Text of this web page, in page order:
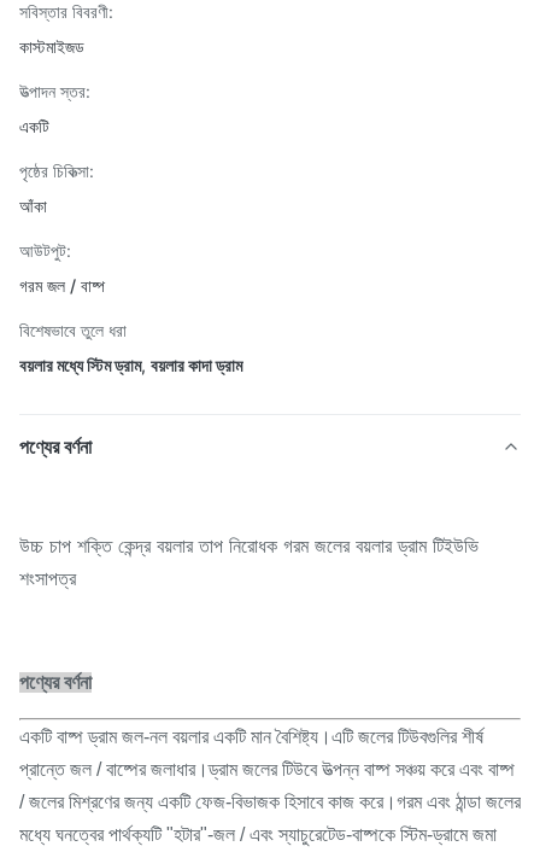
সবিস্তার বিবরণী:
কাস্টমাইজড
উত্পাদন স্তর:
একটি
পৃষ্ঠের চিকিত্সা:
আঁকা
আউটপুট:
গরম জল / বাষ্প
বিশেষভাবে তুলে ধরা
বয়লার মধ্যে স্টিম ড্রাম, বয়লার কাদা ড্রাম
পণ্যের বর্ণনা
উচ্চ চাপ শক্তি কেন্দ্র বয়লার তাপ নিরোধক গরম জলের বয়লার ড্রাম টিইউভি
শংসাপত্র
পণ্যের বর্ণনা
একটি বাষ্প ড্রাম জল-নল বয়লার একটি মান বৈশিষ্ট্য।এটি জলের টিউবগুলির শীর্ষ
প্রান্তে জল / বাষ্পের জলাধার।ড্রাম জলের টিউবে উত্পন্ন বাষ্প সঞ্চয় করে এবং বাষ্প
/ জলের মিশ্রণের জন্য একটি ফেজ-বিভাজক হিসাবে কাজ করে।গরম এবং ঠান্ডা জলের
মধ্যে ঘনত্বের পার্থক্যটি "হটার"-জল / এবং স্যাচুরেটেড-বাষ্পকে স্টিম-ড্রামে জমা